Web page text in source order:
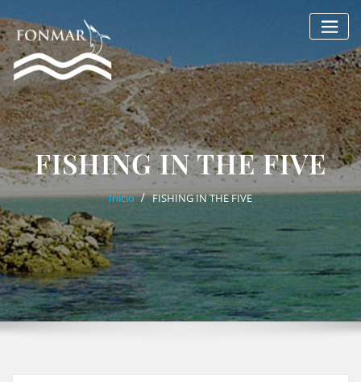
al
contenido
FISHING IN THE FIVE
Inicio FISHING IN THE FIVE